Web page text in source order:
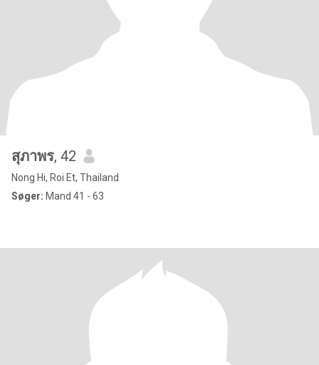
สุภาพร, 42
Nong Hi, Roi Et, Thailand
Søger: Mand 41 - 63